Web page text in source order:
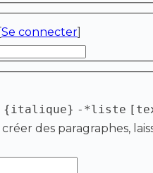
[Se connecter]
{italique} -*liste
des paragraphes,